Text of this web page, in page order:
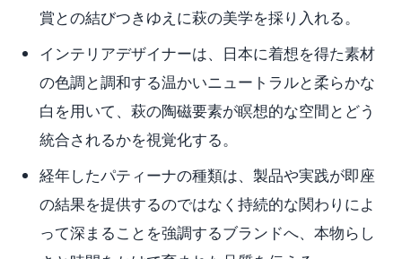
賞との結びつきゆえに萩の美学を採り入れる。
インテリアデザイナーは、日本に着想を得た素材
の色調と調和する温かいニュートラルと柔らかな
白を用いて、萩の陶磁要素が瞑想的な空間とどう
統合されるかを視覚化する。
経年したパティーナの種類は、製品や実践が即座
の結果を提供するのではなく持続的な関わりによ
って深まることを強調するブランドへ、本物らし